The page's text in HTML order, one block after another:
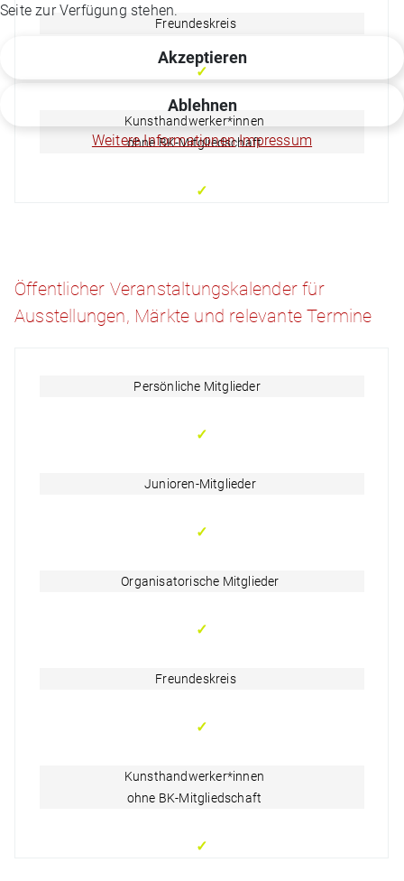
Freundeskreis
✓
Kunsthandwerker*innen
ohne BK-Mitgliedschaft
✓
Öffentlicher Veranstaltungskalender für
Ausstellungen, Märkte und relevante Termine
Persönliche Mitglieder
✓
Junioren-Mitglieder
✓
Organisatorische Mitglieder
✓
Freundeskreis
✓
Kunsthandwerker*innen
ohne BK-Mitgliedschaft
✓
Seite zur Verfügung stehen.
Akzeptieren
Ablehnen
Weitere Informationen Impressum